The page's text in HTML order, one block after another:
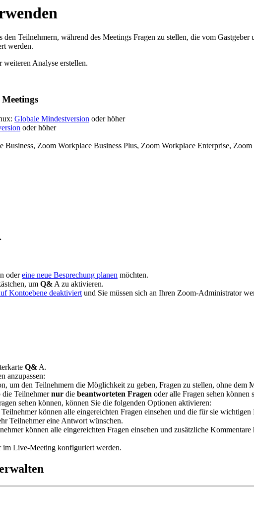
Teilnehmern, während des Meetings Fragen zu stellen, die vom
werden.
weiteren Analyse erstellen.
Globale Mindestversion oder höher
oder höher
Zoom Workplace Business Plus, Zoom Workplace Enterprise,
odereine neue Besprechung planen möchten.
um Q& A zu aktivieren.
Kontoebene deaktiviert und Sie müssen sich an Ihren Zoom-Administrator
Q& A.
anzupassen:
um den Teilnehmern die Möglichkeit zu geben, Fragen zu stellen, ohne dem
die Teilnehmernur die beantworteten Fragen oder alle Fragen sehen können
sehen können, können Sie die folgenden Optionen aktivieren:
Teilnehmer können alle eingereichten Fragen einsehen und die für sie
Teilnehmer eine Antwort wünschen.
können alle eingereichten Fragen einsehen und zusätzliche Kommentare
im Live-Meeting konfiguriert werden.